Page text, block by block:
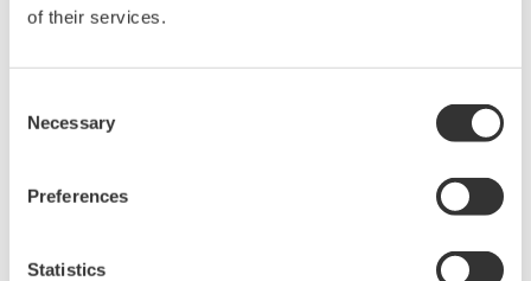
of their services.
Selection
Necessary
Preferences
Statistics
Yokogawa数据采集系统具备出众
示、存储甚至促动各种物理和电